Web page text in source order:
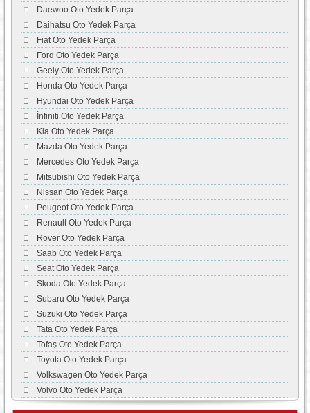
Daewoo Oto Yedek Parça
Daihatsu Oto Yedek Parça
Fiat Oto Yedek Parça
Ford Oto Yedek Parça
Geely Oto Yedek Parça
Honda Oto Yedek Parça
Hyundai Oto Yedek Parça
İnfiniti Oto Yedek Parça
Kia Oto Yedek Parça
Mazda Oto Yedek Parça
Mercedes Oto Yedek Parça
Mitsubishi Oto Yedek Parça
Nissan Oto Yedek Parça
Peugeot Oto Yedek Parça
Renault Oto Yedek Parça
Rover Oto Yedek Parça
Saab Oto Yedek Parça
Seat Oto Yedek Parça
Skoda Oto Yedek Parça
Subaru Oto Yedek Parça
Suzuki Oto Yedek Parça
Tata Oto Yedek Parça
Tofaş Oto Yedek Parça
Toyota Oto Yedek Parça
Volkswagen Oto Yedek Parça
Volvo Oto Yedek Parça